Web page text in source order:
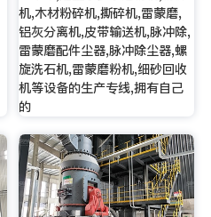
机,木材粉碎机,撕碎机,雷蒙磨,
铝灰分离机,皮带输送机,脉冲除,
雷蒙磨配件尘器,脉冲除尘器,螺
旋洗石机,雷蒙磨粉机,细砂回收
机等设备的生产专线,拥有自己
的